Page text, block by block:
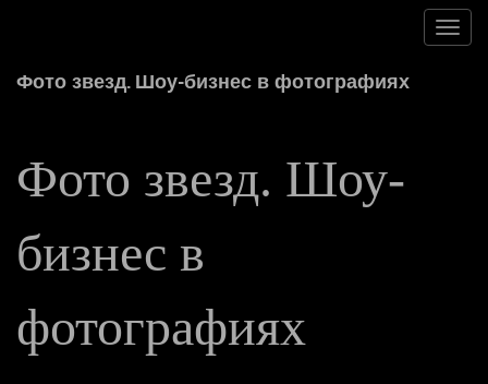
Фото звезд. Шоу-бизнес в фотографиях
Фото звезд. Шоу-
бизнес в
фотографиях